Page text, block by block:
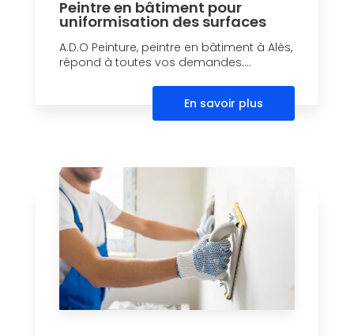
Peintre en bâtiment pour
uniformisation des surfaces
A.D.O Peinture, peintre en bâtiment à Alès,
répond à toutes vos demandes....
En savoir plus